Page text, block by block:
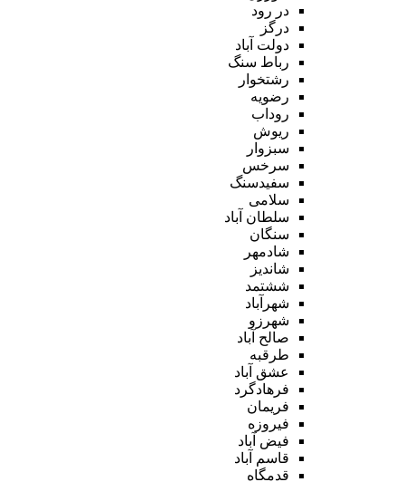
در رود
درگز
دولت آباد
رباط سنگ
رشتخوار
رضویه
روداب
ریوش
سبزوار
سرخس
سفیدسنگ
سلامی
سلطان آباد
سنگان
شادمهر
شاندیز
ششتمد
شهرآباد
شهرزو
صالح آباد
طرقبه
عشق آباد
فرهادگرد
فریمان
فیروزه
فیض آباد
قاسم آباد
قدمگاه